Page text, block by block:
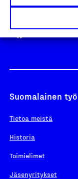
Suomalainen työ
Tietoa meistä
Historia
Toimielimet
Jäsenyritykset